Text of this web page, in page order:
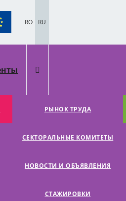
RO RU
РЫНОК ТРУДА
СЕКТОРАЛЬНЫЕ КОМИТЕТЫ
НОВОСТИ И ОБЪЯВЛЕНИЯ
СТАЖИРОВКИ